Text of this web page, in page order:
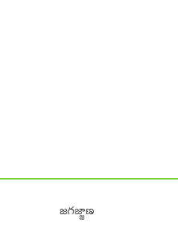
జగజ్జాణ